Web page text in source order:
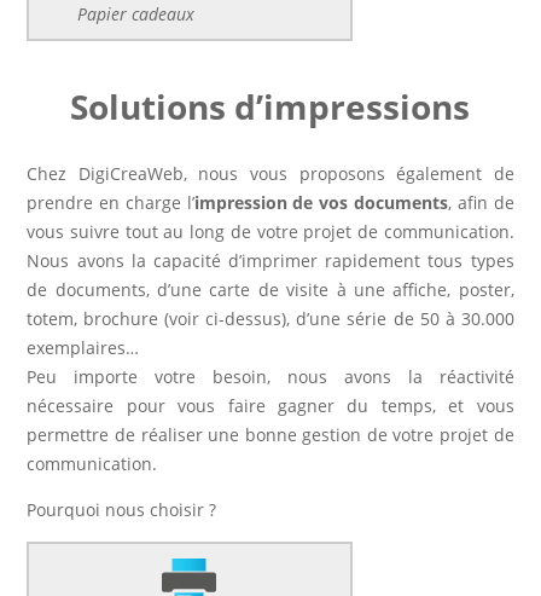
Papier cadeaux
Solutions d’impressions
Chez DigiCreaWeb, nous vous proposons également de
prendre en charge l’impression de vos documents, afin de
vous suivre tout au long de votre projet de communication.
Nous avons la capacité d’imprimer rapidement tous types
de documents, d’une carte de visite à une affiche, poster,
totem, brochure (voir ci-dessus), d’une série de 50 à 30.000
exemplaires…
Peu importe votre besoin, nous avons la réactivité
nécessaire pour vous faire gagner du temps, et vous
permettre de réaliser une bonne gestion de votre projet de
communication.
Pourquoi nous choisir ?